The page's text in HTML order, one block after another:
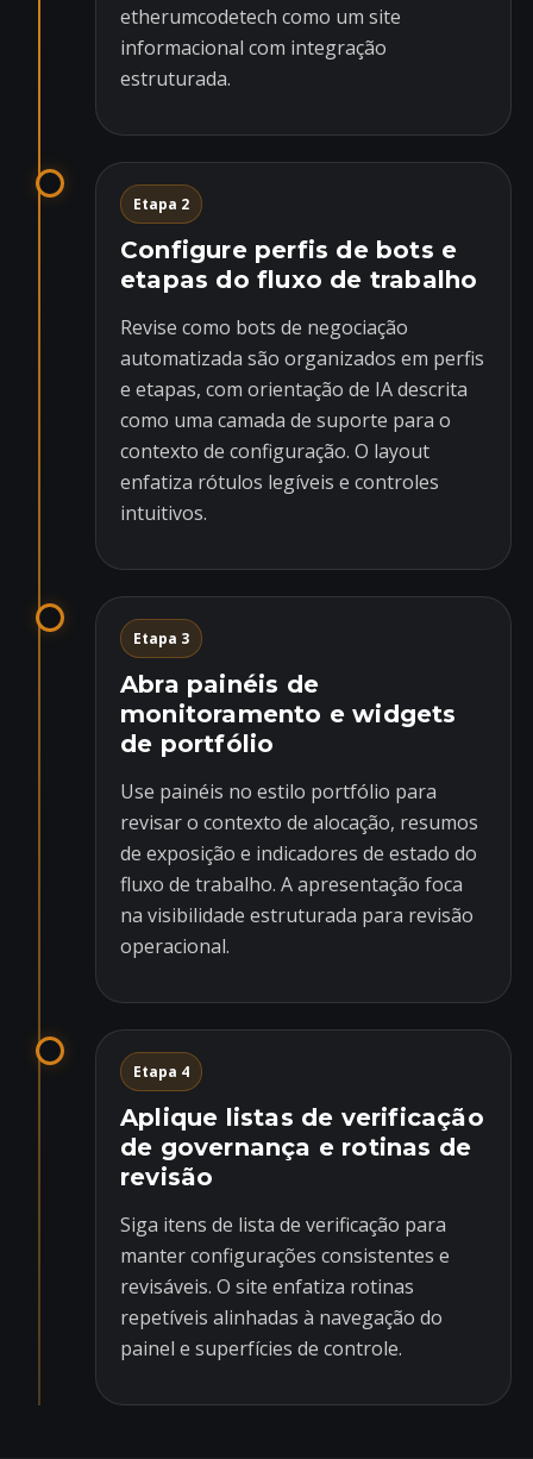
etherumcodetech como um site
informacional com integração
estruturada.
Etapa 2
Configure perfis de bots e
etapas do fluxo de trabalho
Revise como bots de negociação
automatizada são organizados em perfis
e etapas, com orientação de IA descrita
como uma camada de suporte para o
contexto de configuração. O layout
enfatiza rótulos legíveis e controles
intuitivos.
Etapa 3
Abra painéis de
monitoramento e widgets
de portfólio
Use painéis no estilo portfólio para
revisar o contexto de alocação, resumos
de exposição e indicadores de estado do
fluxo de trabalho. A apresentação foca
na visibilidade estruturada para revisão
operacional.
Etapa 4
Aplique listas de verificação
de governança e rotinas de
revisão
Siga itens de lista de verificação para
manter configurações consistentes e
revisáveis. O site enfatiza rotinas
repetíveis alinhadas à navegação do
painel e superfícies de controle.